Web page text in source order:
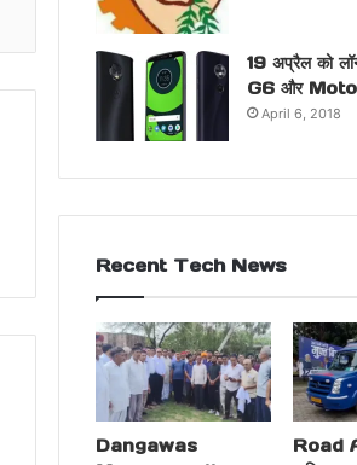
19 अप्रैल को
G6 और
April 6, 2018
Recent Tech News
Dangawas
Road